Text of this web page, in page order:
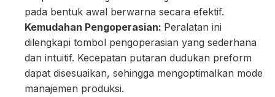
pada bentuk awal berwarna secara efektif.
Kemudahan Pengoperasian: Peralatan ini
dilengkapi tombol pengoperasian yang sederhana
dan intuitif. Kecepatan putaran dudukan preform
dapat disesuaikan, sehingga mengoptimalkan mode
manajemen produksi.